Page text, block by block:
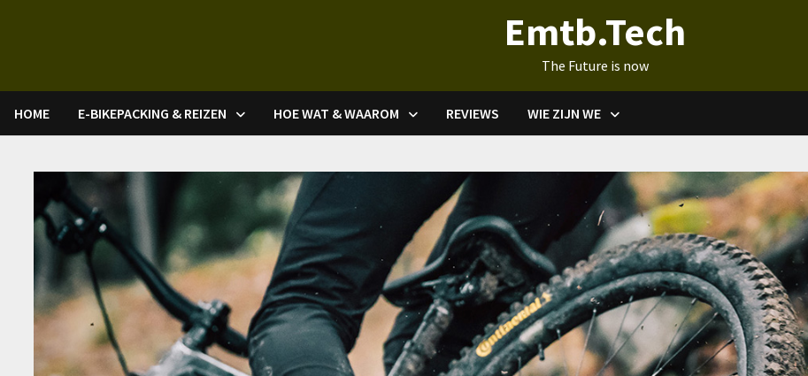
Emtb.Tech
The Future is now
HOME E-BIKEPACKING & REIZEN HOE WAT & WAAROM REVIEWS WIE ZIJN WE